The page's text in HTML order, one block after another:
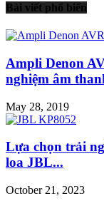
Bài viết phổ biến
Ampli Denon
nghiệm âm
May 28, 2019
Lựa chọn trải
loa JBL...
October 21, 2023